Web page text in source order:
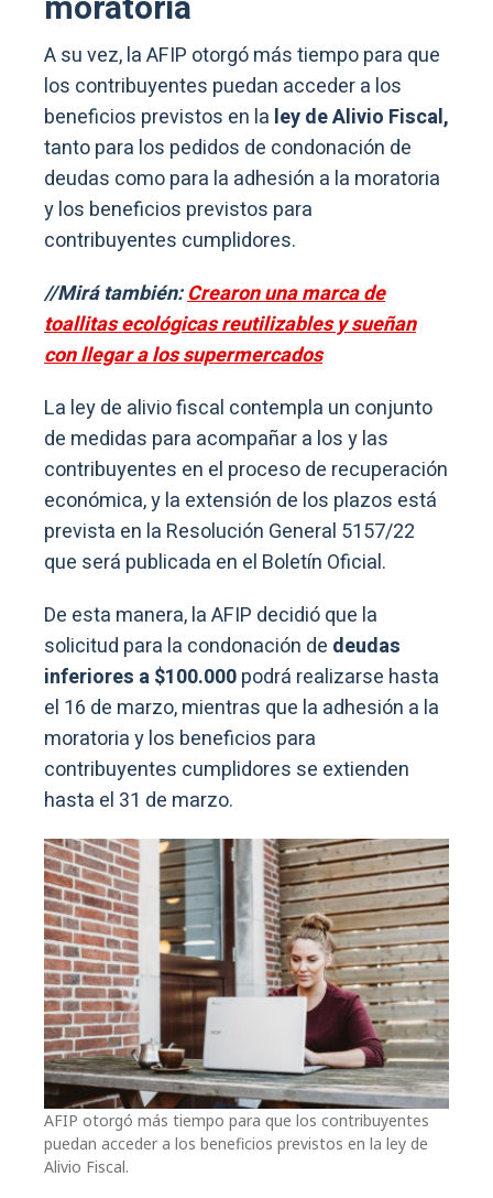
A su vez, la AFIP otorgó más tiempo para que
los contribuyentes puedan acceder a los
beneficios previstos en la ley de Alivio Fiscal,
tanto para los pedidos de condonación de
deudas como para la adhesión a la moratoria
y los beneficios previstos para
contribuyentes cumplidores.
//Mirá también:Crearon una marca de
toallitas ecológicas reutilizables y sueñan
con llegar a los supermercados
La ley de alivio fiscal contempla un conjunto
de medidas para acompañar a los y las
contribuyentes en el proceso de recuperación
económica, y la extensión de los plazos está
prevista en la Resolución General 5157/22
que será publicada en el Boletín Oficial.
De esta manera, la AFIP decidió que la
solicitud para la condonación de deudas
inferiores a $100.000podrá realizarse hasta
el 16 de marzo, mientras que la adhesión a la
moratoria y los beneficios para
contribuyentes cumplidores se extienden
hasta el 31 de marzo.
AFIP otorgó más tiempo para que los contribuyentes
puedan acceder a los beneficios previstos en la ley de
Alivio Fiscal.